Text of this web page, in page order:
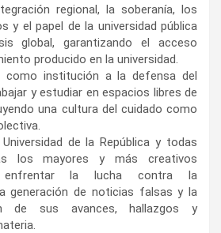
regional, la soberanía, los
y el papel de la universidad pública
global, garantizando el acceso
producido en la universidad.
como institución a la defensa del
y estudiar en espacios libres de
una cultura del cuidado como
de la República y todas
los mayores y más creativos
la lucha contra la
generación de noticias falsas y la
de sus avances, hallazgos y